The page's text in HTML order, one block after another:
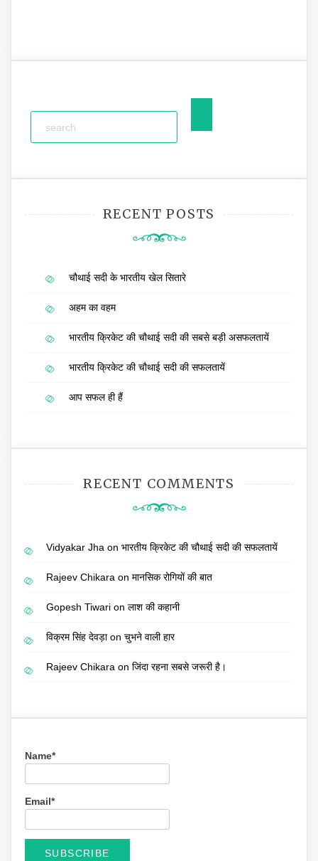
RECENT POSTS
चौथाई सदी के भारतीय खेल सितारे
अहम का वहम
भारतीय क्रिकेट की चौथाई सदी की सबसे बड़ी असफलतायें
भारतीय क्रिकेट की चौथाई सदी की सफलतायें
आप सफल ही हैं
RECENT COMMENTS
Vidyakar Jha on भारतीय क्रिकेट की चौथाई सदी की सफलतायें
Rajeev Chikara on मानसिक रोगियों की बात
Gopesh Tiwari on लाश की कहानी
विक्रम सिंह देवड़ाon चुभने वाली हार
Rajeev Chikara on जिंदा रहना सबसे जरूरी है।
Name*
Email*